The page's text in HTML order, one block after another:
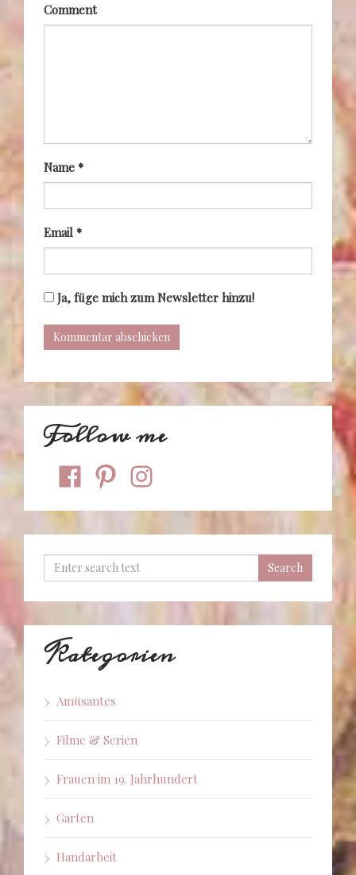
Comment
Name *
Email *
Ja, füge mich zum Newsletter hinzu!
Follow me
facebookpinterestinstagram
Kategorien
Amüsantes
Filme & Serien
Frauen im 19. Jahrhundert
Garten
Handarbeit